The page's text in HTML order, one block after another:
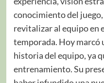
conocimiento del
revitalizar al equipo en
temporada. Hoy marcó
historia del equipo, ya
entrenamiento. Su